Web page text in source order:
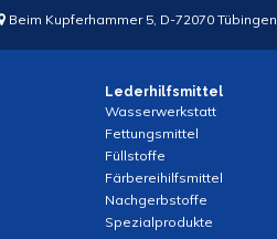
Beim Kupferhammer 5, D-72070 Tübingen
Lederhilfsmittel
Wasserwerkstatt
Fettungsmittel
Füllstoffe
Färbereihilfsmittel
Nachgerbstoffe
Spezialprodukte